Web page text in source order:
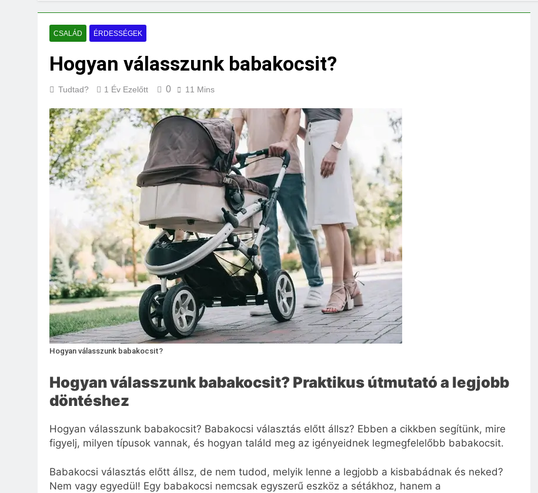
Mit jelent a magas CRP?
CSALÁD ÉRDESSÉGEK
Hogyan válasszunk babakocsit?
Tudtad? 1 Év Ezelőtt 0 11 Mins
Hogyan válasszunk babakocsit?
Hogyan válasszunk babakocsit? Praktikus útmutató a legjobb
döntéshez
Hogyan válasszunk babakocsit? Babakocsi választás előtt állsz? Ebben a cikkben segítünk, mire
figyelj, milyen típusok vannak, és hogyan találd meg az igényeidnek legmegfelelőbb babakocsit.
Babakocsi választás előtt állsz, de nem tudod, melyik lenne a legjobb a kisbabádnak és neked?
Nem vagy egyedül! Egy babakocsi nemcsak egyszerű eszköz a sétákhoz, hanem a